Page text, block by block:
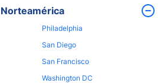
Norteamérica
Philadelphia
San Diego
San Francisco
Washington DC